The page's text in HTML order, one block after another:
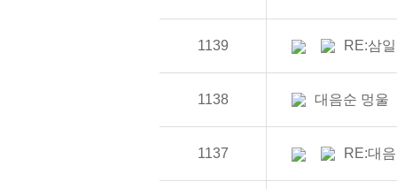
1139 RE:삼
1138 대음순 멍울
1137 RE:대